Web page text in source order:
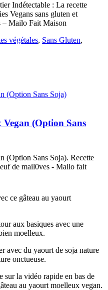
Indétectable : La recette
Vegans sans gluten et
– Mailo Fait Maison
végétales, Sans Gluten,
(Option Sans
ce gâteau au yaourt
aux basiques avec une
moelleux.
avec du yaourt de soja nature
onctueuse.
sur la vidéo rapide en bas de
au yaourt moelleux vegan.